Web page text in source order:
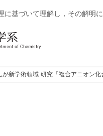
に基づいて理解し，その解明
新学術領域 研究「複合アニオン